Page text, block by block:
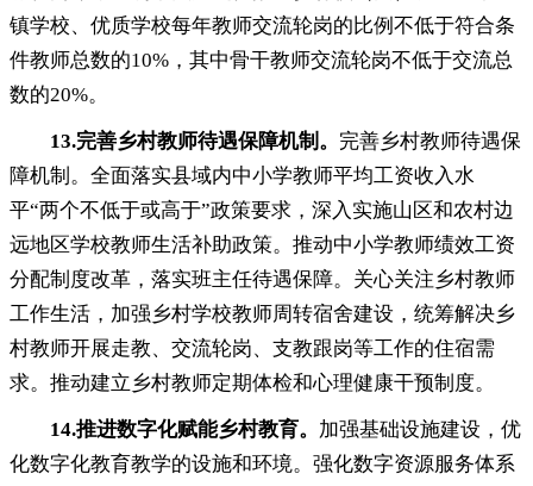
镇学校、优质学校每年教师交流轮岗的比例不低于符合条
件教师总数的10%，其中骨干教师交流轮岗不低于交流总
数的20%。
13.完善乡村教师待遇保障机制 。 完善乡村教师待遇保
障机制 。 全面落实县域内中小学教师平均工资收入水
平“两个不低于或高于”政策要求，深入实施山区和农村边
远地区学校教师生活补助政策。 推动中小学教师绩效工资
分配制度改革，落实班主任待遇保障。 关心关注乡村教师
工作生活，加强乡村学校教师周转宿舍建设 ， 统筹解决乡
村教师开展走教、交流轮岗、支教跟岗等工作的住宿需
求。推动建立乡村教师定期体检和心理健康干预制度。
14.推进数字化赋能乡村教育。 加强基础设施建设 ， 优
化数字化教育教学的设施和环境。强化数字资源服务体系